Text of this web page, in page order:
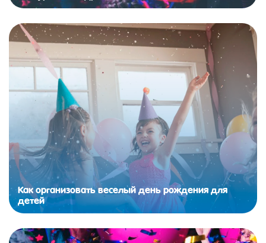
Как организовать веселый день рождения для
детей